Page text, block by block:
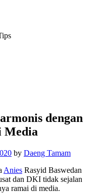
dengan
Media
by Daeng Tamam
Anies Rasyid Baswedan
dan DKI tidak sejalan
ramai di media.